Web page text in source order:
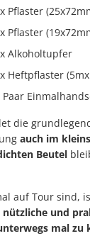
Pflaster
Pflaster
Alkoholtupfer
Heftpflaster
Paar
die
auch im
Beutel
auf Tour sind,
nützliche und
mal zu